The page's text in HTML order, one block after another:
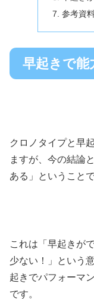
参考資
早起きで能
クロノタイプと早
ますが、今の結論
ある」ということで
これは「早起きが
少ない！」という
起きでパフォーマ
です。